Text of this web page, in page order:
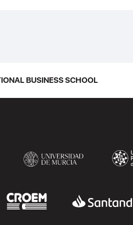
BUSINESS SCHOOL